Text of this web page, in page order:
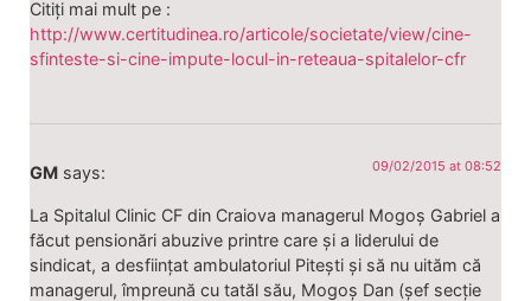
Citiți mai mult pe :
http://www.certitudinea.ro/articole/societate/view/cine-
sfinteste-si-cine-impute-locul-in-reteaua-spitalelor-cfr
GM says: 09/02/2015 at 08:52
La Spitalul Clinic CF din Craiova managerul Mogoș Gabriel a
făcut pensionări abuzive printre care și a liderului de
sindicat, a desființat ambulatoriul Pitești și să nu uităm că
managerul, împreună cu tatăl său, Mogoș Dan (șef secție